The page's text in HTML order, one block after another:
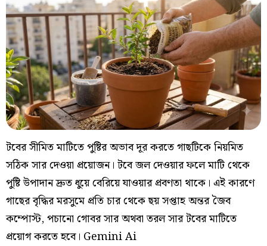
টবের সীমিত মাটিতে পুষ্টির অভাব দূর করতে গাছটিকে নিয়মিত
সঠিক সার দেওয়া প্রয়োজন। টবে জল দেওয়ার ফলে মাটি থেকে
পুষ্টি উপাদান দ্রুত ধুয়ে বেরিয়ে যাওয়ার প্রবণতা থাকে। এই কারণে
গাছের বৃদ্ধির মরসুমে প্রতি চার থেকে ছয় সপ্তাহ অন্তর জৈব
কম্পোস্ট, পচানো গোবর সার অথবা তরল সার টবের মাটিতে
প্রয়োগ করতে হবে। Gemini Ai